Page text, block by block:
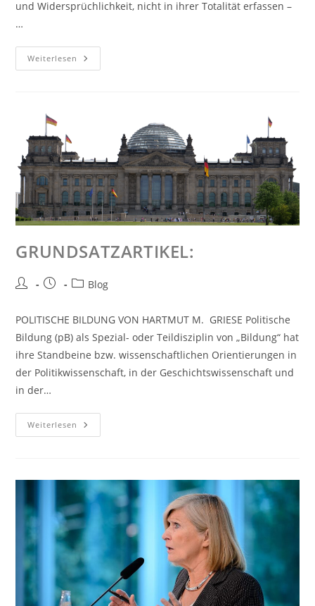
und Widersprüchlichkeit, nicht in ihrer Totalität erfassen –
…
Weiterlesen
GRUNDSATZARTIKEL:
Blog
POLITISCHE BILDUNG VON HARTMUT M. GRIESE Politische
Bildung (pB) als Spezial- oder Teildisziplin von „Bildung“ hat
ihre Standbeine bzw. wissenschaftlichen Orientierungen in
der Politikwissenschaft, in der Geschichtswissenschaft und
in der…
Weiterlesen